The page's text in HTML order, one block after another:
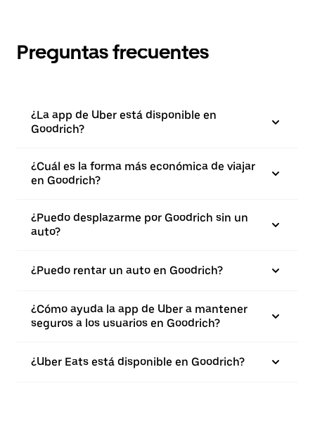
Preguntas frecuentes
¿La app de Uber está disponible en
Goodrich?
¿Cuál es la forma más económica de viajar
en Goodrich?
¿Puedo desplazarme por Goodrich sin un
auto?
¿Puedo rentar un auto en Goodrich?
¿Cómo ayuda la app de Uber a mantener
seguros a los usuarios en Goodrich?
¿Uber Eats está disponible en Goodrich?